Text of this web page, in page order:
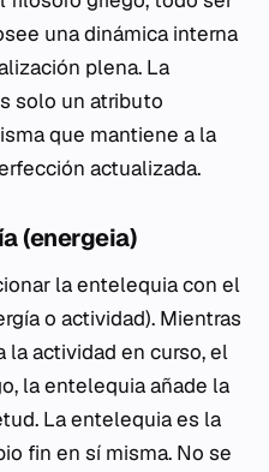
una dinámica interna
plena. La
solo un atributo
que mantiene a la
actualizada.
(energeia)
la entelequia con el
o actividad). Mientras
la actividad en curso, el
la entelequia añade la
La entelequia es la
fin en sí misma. No se